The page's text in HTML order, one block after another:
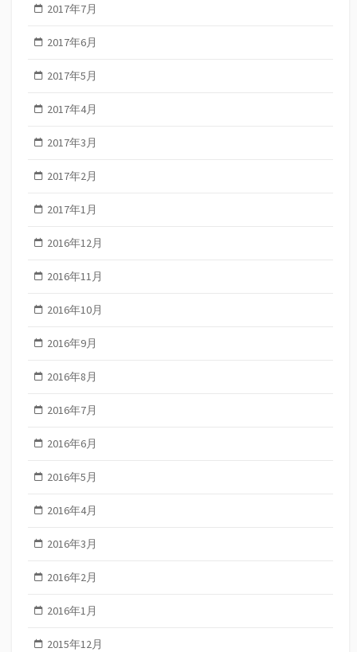
2017年7月
2017年6月
2017年5月
2017年4月
2017年3月
2017年2月
2017年1月
2016年12月
2016年11月
2016年10月
2016年9月
2016年8月
2016年7月
2016年6月
2016年5月
2016年4月
2016年3月
2016年2月
2016年1月
2015年12月